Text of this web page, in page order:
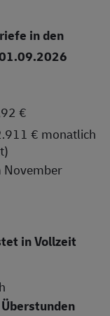
in den
€
€ monatlich
November
in Vollzeit